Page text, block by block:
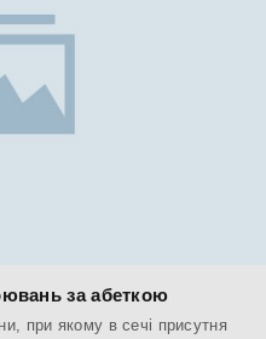
за абеткою
при якому в сечі присутня